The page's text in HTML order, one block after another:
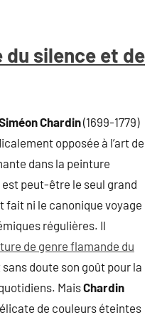
silence et de
Chardin(1699-1779)
opposée à l’art de
dans la peinture
peut-être le seul grand
fait ni le canonique voyage
régulières. Il
de genre flamande du
doute son goût pour la
MaisChardin
de couleurs éteintes